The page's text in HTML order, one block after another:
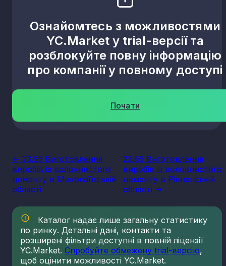
Ознайомтесь з можливостями
YC.Market у trial-версії та
розблокуйте повну інформацію
про компанії у повному доступі
Почати
<- 23.65 Виготовлення
виробів із волокнистого
цементу в Миколаївській
області
23.65 Виготовлення
виробів із волокнистого
цементу в Рівненській
області ->
Каталог надає лише загальну статистику
по ринку. Детальні дані, контакти та
розширені фільтри доступні в повній ліцензії
YC.Market. Спробуйте обмежену trial-версію,
щоб оцінити можливості YC.Market.